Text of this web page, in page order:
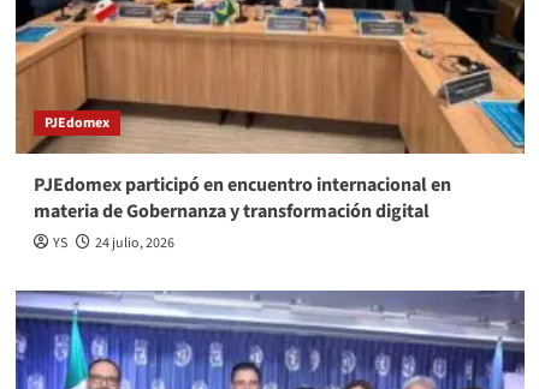
PJEdomex
PJEdomex participó en encuentro internacional en
materia de Gobernanza y transformación digital
YS 24 julio, 2026